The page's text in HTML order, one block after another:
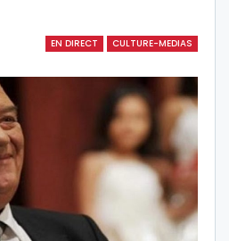
EN DIRECT CULTURE-MEDIAS